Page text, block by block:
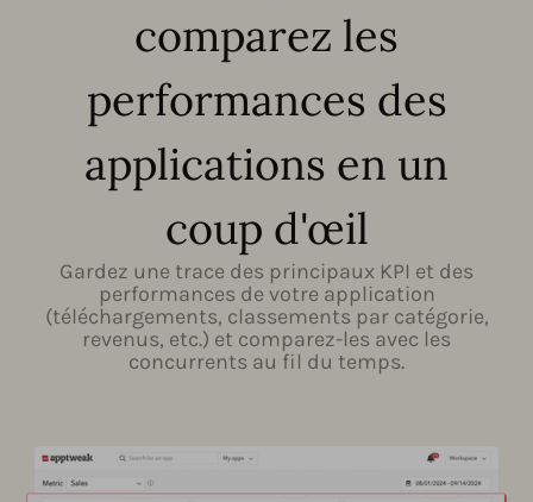
comparez les
performances des
applications en un
coup d'œil
Gardez une trace des principaux KPI et des
performances de votre application
(téléchargements, classements par catégorie,
revenus, etc.) et comparez-les avec les
concurrents au fil du temps.